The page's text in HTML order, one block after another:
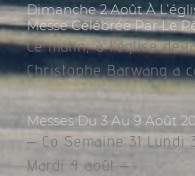
Dimanche 2 Août À
Messe Célébrée Par Le
Ce matin, à l’église de
Christophe Barwang a
Messes Du 3 Au 9 Août
– Co Semaine 31
Mardi 4 août –